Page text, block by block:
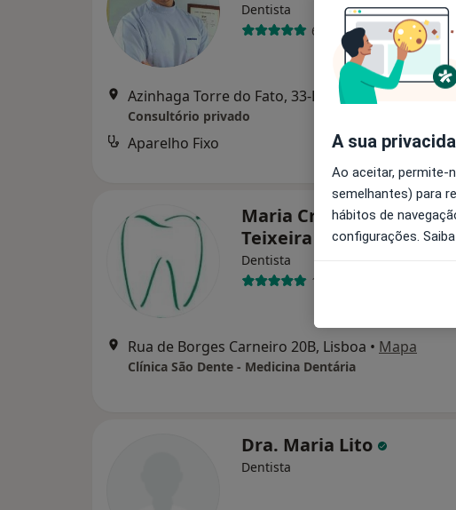
Dentista
64 opiniões
Azinhaga Torre do Fato, 33-B 1º E, Lisboa
Consultório privado
Aparelho Fixo desde 600 €
Maria Cristina De Faria
Teixeira
Dentista
1 opinião
Rua de Borges Carneiro 20B, Lisboa • Mapa
Clínica São Dente - Medicina Dentária
Dra. Maria Lito
Dentista
A sua
Ao aceitar, permite-
semelhantes) para
hábitos de
configurações.